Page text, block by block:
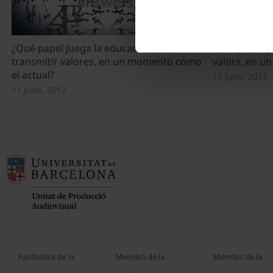
¿Qué papel juega la educación en
transmitir valores, en un momento como
el actual?
11 Julio, 2012
valors, en
Fundadora de la Miembro de la Miembro de la